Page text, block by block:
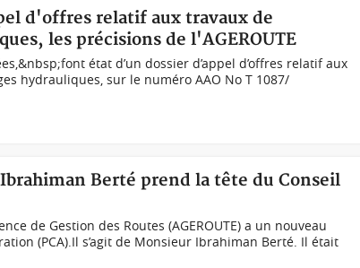
d'offres relatif aux travaux de
les précisions de l'AGEROUTE
état d’un dossier d’appel d’offres relatif aux
hydrauliques, sur le numéro AAO No T 1087/
Berté prend la tête du Conseil
de Gestion des Routes (AGEROUTE) a un nouveau
(PCA).Il s’agit de Monsieur Ibrahiman Berté. Il était